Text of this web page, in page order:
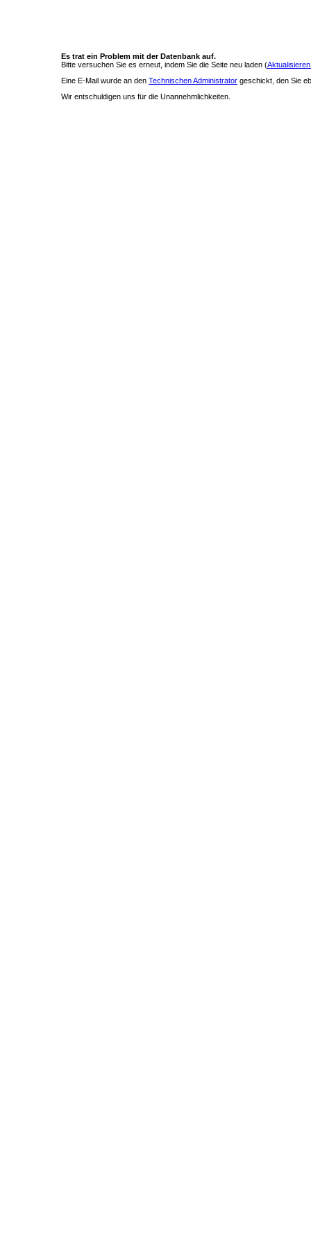
Es trat ein Problem mit der Datenbank auf.
Bitte versuchen Sie es erneut, indem Sie die Seite neu laden (
Eine E-Mail wurde an den Technischen Administrator geschickt, den Sie
Wir entschuldigen uns für die Unannehmlichkeiten.